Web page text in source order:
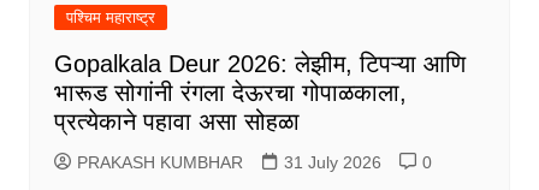
पश्चिम महाराष्ट्र
Gopalkala Deur 2026: लेझीम, टिपऱ्या आणि
भारूड सोगांनी रंगला देऊरचा गोपाळकाला,
प्रत्येकाने पहावा असा सोहळा
PRAKASH KUMBHAR 31 July 2026 0